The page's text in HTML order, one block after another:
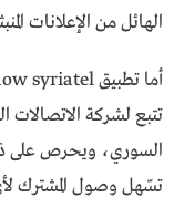
الهائل من الإعلانات
تتبع لشركة
السوري، ويحرص على
تسّهل وصول المشترك